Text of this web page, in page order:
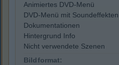
Animiertes DVD-Menü
DVD-Menü mit Soundeffekten
Dokumentationen
Hintergrund Info
Nicht verwendete Szenen
Bildformat: